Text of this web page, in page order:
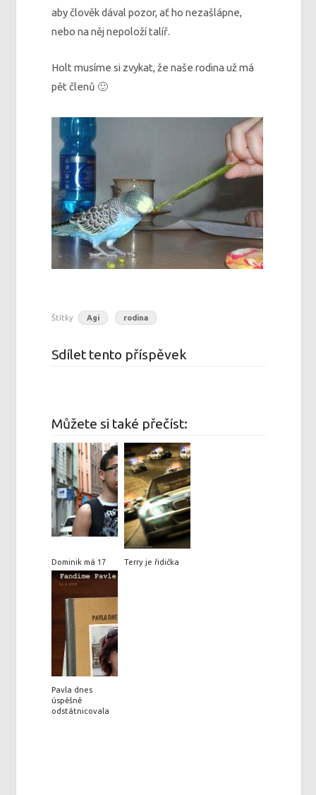
aby člověk dával pozor, ať ho nezašlápne,
nebo na něj nepoloží talíř.
Holt musíme si zvykat, že naše rodina už má
pět členů 🙂
Štítky Agi rodina
Sdílet tento příspěvek
Můžete si také přečíst:
Dominik má 17 Terry je řidička
Pavla dnes
úspěšně
odstátnicovala